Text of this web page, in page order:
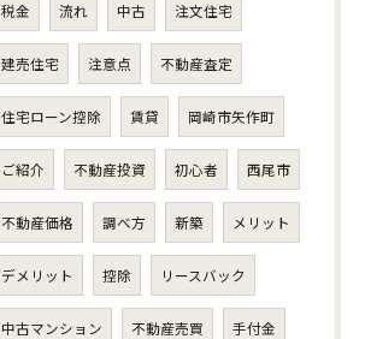
税金 流れ 中古 注文住宅
建売住宅 注意点 不動産査定
住宅ローン控除 賃貸 岡崎市矢作町
ご紹介 不動産投資 初心者 西尾市
不動産価格 調べ方 新築 メリット
デメリット 控除 リースバック
中古マンション 不動産売買 手付金